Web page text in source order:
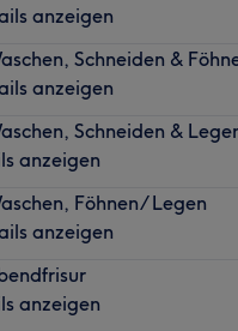
anzeigen
Schneiden &
anzeigen
Schneiden &
anzeigen
Föhnen/ Legen
anzeigen
anzeigen